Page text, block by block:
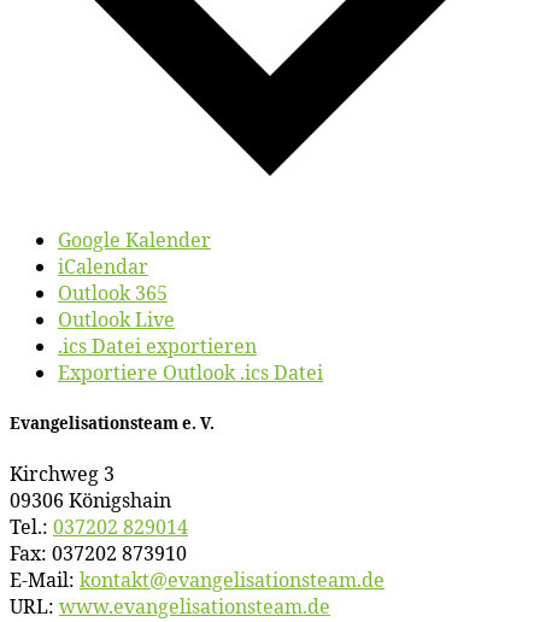
Google Kalender
iCalendar
Outlook 365
Outlook Live
.ics Datei exportieren
Exportiere Outlook .ics Datei
Evan­ge­li­sa­ti­ons­team e. V.
Kirch­weg 3
09306 Königshain
Tel.: 037202 829014
Fax: 037202 873910
E‑Mail: kontakt@​evangelisationsteam.​de
URL: www​.evan​ge​li​sa​ti​ons​team​.de